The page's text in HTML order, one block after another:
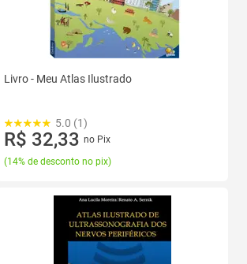
Livro - Meu Atlas Ilustrado
5.0 (1)
R$ 32,33 no Pix
(14% de desconto no pix)